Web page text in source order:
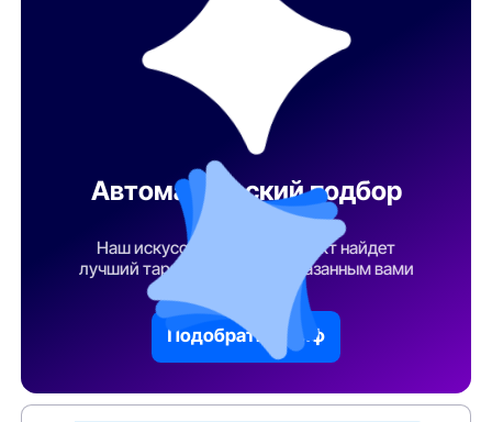
Автоматический подбор
тарифа
Наш искусственный интеллект найдет
лучший тарифный план по указанным вами
Подобрать тариф